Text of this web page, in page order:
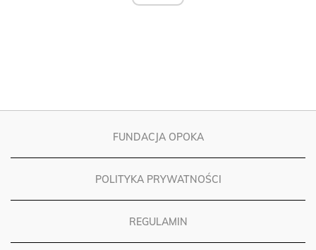
FUNDACJA OPOKA
POLITYKA PRYWATNOŚCI
REGULAMIN